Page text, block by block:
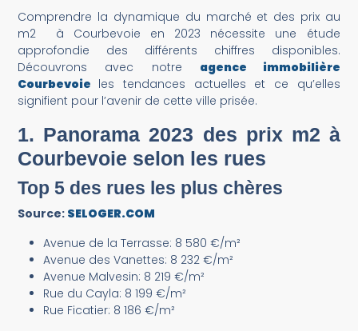
Comprendre la dynamique du marché et des prix au
m2 à Courbevoie en 2023 nécessite une étude
approfondie des différents chiffres disponibles.
Découvrons avec notre agence immobilière
Courbevoie les tendances actuelles et ce qu’elles
signifient pour l’avenir de cette ville prisée.
1. Panorama 2023 des prix m2 à
Courbevoie selon les rues
Top 5 des rues les plus chères
Source: SELOGER.COM
Avenue de la Terrasse: 8 580 €/m²
Avenue des Vanettes: 8 232 €/m²
Avenue Malvesin: 8 219 €/m²
Rue du Cayla: 8 199 €/m²
Rue Ficatier: 8 186 €/m²